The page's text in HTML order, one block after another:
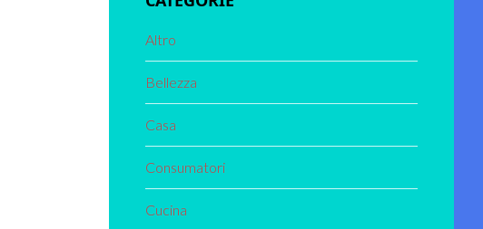
Altro
Bellezza
Casa
Consumatori
Cucina